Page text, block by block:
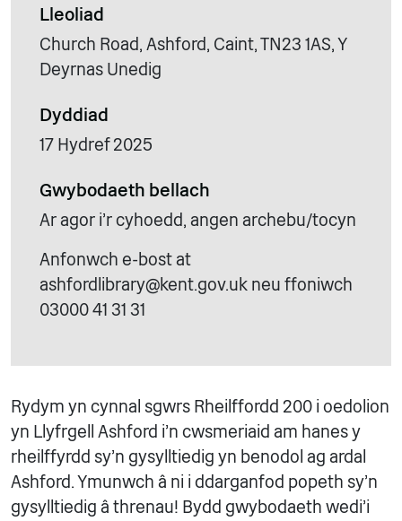
Lleoliad
Church Road, Ashford, Caint, TN23 1AS, Y
Deyrnas Unedig
Dyddiad
17 Hydref 2025
Gwybodaeth bellach
Ar agor i'r cyhoedd, angen archebu/tocyn
Anfonwch e-bost at
ashfordlibrary@kent.gov.uk neu ffoniwch
03000 41 31 31
Rydym yn cynnal sgwrs Rheilffordd 200 i oedolion
yn Llyfrgell Ashford i'n cwsmeriaid am hanes y
rheilffyrdd sy'n gysylltiedig yn benodol ag ardal
Ashford. Ymunwch â ni i ddarganfod popeth sy'n
gysylltiedig â threnau! Bydd gwybodaeth wedi'i